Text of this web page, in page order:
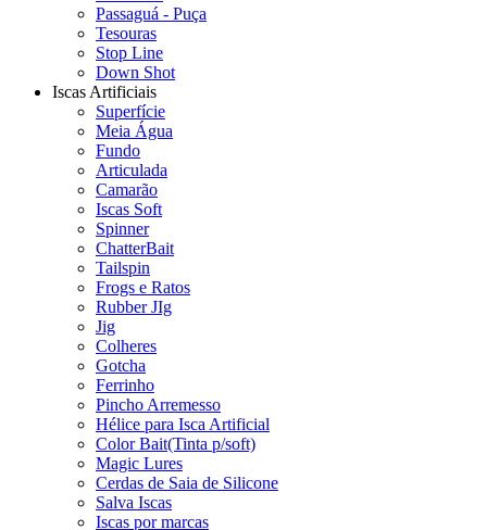
Passaguá - Puça
Tesouras
Stop Line
Down Shot
Iscas Artificiais
Superfície
Meia Água
Fundo
Articulada
Camarão
Iscas Soft
Spinner
ChatterBait
Tailspin
Frogs e Ratos
Rubber JIg
Jig
Colheres
Gotcha
Ferrinho
Pincho Arremesso
Hélice para Isca Artificial
Color Bait(Tinta p/soft)
Magic Lures
Cerdas de Saia de Silicone
Salva Iscas
Iscas por marcas